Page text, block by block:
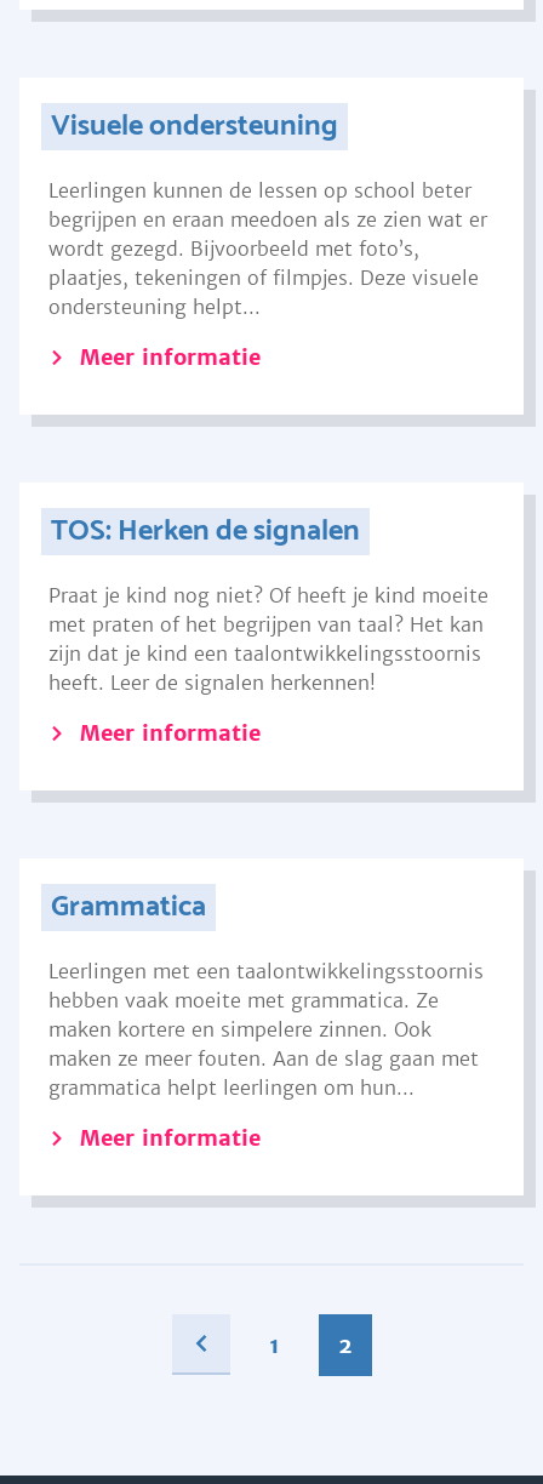
Visuele ondersteuning
Leerlingen kunnen de lessen op school beter
begrijpen en eraan meedoen als ze zien wat er
wordt gezegd. Bijvoorbeeld met foto’s,
plaatjes, tekeningen of filmpjes. Deze visuele
ondersteuning helpt...
Meer informatie
TOS: Herken de signalen
Praat je kind nog niet? Of heeft je kind moeite
met praten of het begrijpen van taal? Het kan
zijn dat je kind een taalontwikkelingsstoornis
heeft. Leer de signalen herkennen!
Meer informatie
Grammatica
Leerlingen met een taalontwikkelingsstoornis
hebben vaak moeite met grammatica. Ze
maken kortere en simpelere zinnen. Ook
maken ze meer fouten. Aan de slag gaan met
grammatica helpt leerlingen om hun...
Meer informatie
1 2